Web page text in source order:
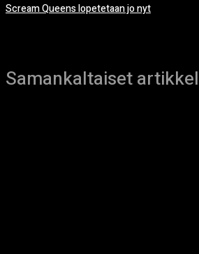
Scream Queens lopetetaan jo nyt
Samankaltaiset